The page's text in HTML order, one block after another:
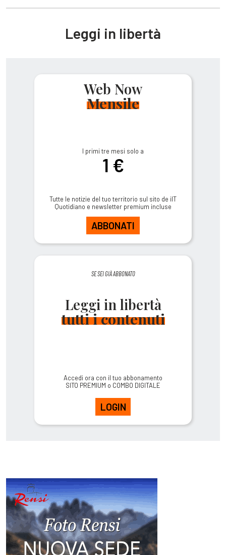
Leggi in libertà
Web Now
Mensile
I primi tre mesi solo a
1 €
Tutte le notizie del tuo territorio sul sito de ilT
Quotidiano e newsletter premium incluse
ABBONATI
SE SEI GIÀ ABBONATO
Leggi in libertà
tutti i contenuti
Accedi ora con il tuo abbonamento
SITO PREMIUM o COMBO DIGITALE
LOGIN